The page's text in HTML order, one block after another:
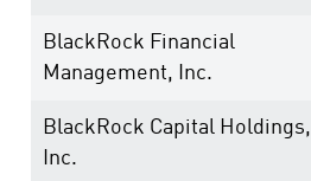
BlackRock Financial
Management, Inc.
BlackRock Capital Holdings,
Inc.